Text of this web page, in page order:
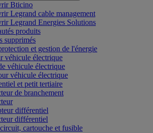
Bticino
Legrand cable management
Legrand Energies Solutions
produits
supprimés
et gestion de l'énergie
véhicule électrique
véhicule électrique
véhicule électrique
et petit tertiaire
de branchement
différentiel
différentiel
cartouche et fusible